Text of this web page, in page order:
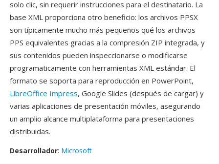
solo clic, sin requerir instrucciones para el destinatario. La
base XML proporciona otro beneficio: los archivos PPSX
son típicamente mucho más pequeños qué los archivos
PPS equivalentes gracias a la compresión ZIP integrada, y
sus contenidos pueden inspeccionarse o modificarse
programaticamente con herramientas XML estándar. El
formato se soporta para reproducción en PowerPoint,
LibreOffice Impress, Google Slides (después de cargar) y
varias aplicaciones de presentación móviles, asegurando
un amplio alcance multiplataforma para presentaciones
distribuidas.
Desarrollador: Microsoft